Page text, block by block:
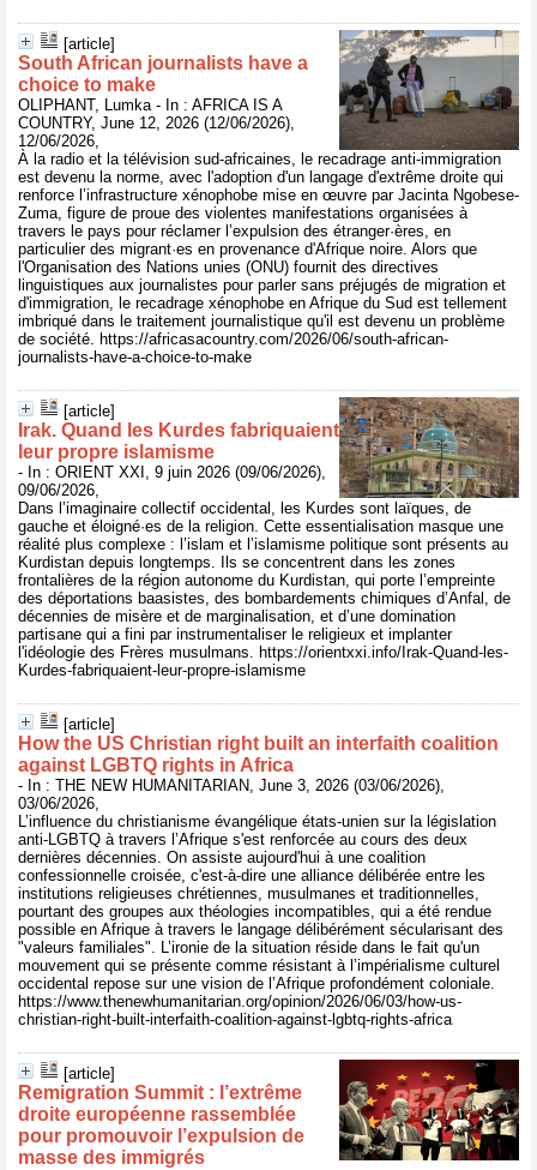
[article]
South African journalists have a
choice to make
OLIPHANT, Lumka - In : AFRICA IS A
COUNTRY, June 12, 2026 (12/06/2026),
12/06/2026,
À la radio et la télévision sud-africaines, le recadrage anti-immigration
est devenu la norme, avec l'adoption d'un langage d'extrême droite qui
renforce l’infrastructure xénophobe mise en œuvre par Jacinta Ngobese-
Zuma, figure de proue des violentes manifestations organisées à
travers le pays pour réclamer l’expulsion des étranger·ères, en
particulier des migrant·es en provenance d'Afrique noire. Alors que
l'Organisation des Nations unies (ONU) fournit des directives
linguistiques aux journalistes pour parler sans préjugés de migration et
d'immigration, le recadrage xénophobe en Afrique du Sud est tellement
imbriqué dans le traitement journalistique qu'il est devenu un problème
de société. https://africasacountry.com/2026/06/south-african-
journalists-have-a-choice-to-make
[article]
Irak. Quand les Kurdes fabriquaient
leur propre islamisme
- In : ORIENT XXI, 9 juin 2026 (09/06/2026),
09/06/2026,
Dans l’imaginaire collectif occidental, les Kurdes sont laïques, de
gauche et éloigné·es de la religion. Cette essentialisation masque une
réalité plus complexe : l’islam et l’islamisme politique sont présents au
Kurdistan depuis longtemps. Ils se concentrent dans les zones
frontalières de la région autonome du Kurdistan, qui porte l’empreinte
des déportations baasistes, des bombardements chimiques d’Anfal, de
décennies de misère et de marginalisation, et d’une domination
partisane qui a fini par instrumentaliser le religieux et implanter
l'idéologie des Frères musulmans. https://orientxxi.info/Irak-Quand-les-
Kurdes-fabriquaient-leur-propre-islamisme
[article]
How the US Christian right built an interfaith coalition
against LGBTQ rights in Africa
- In : THE NEW HUMANITARIAN, June 3, 2026 (03/06/2026),
03/06/2026,
L’influence du christianisme évangélique états-unien sur la législation
anti-LGBTQ à travers l’Afrique s'est renforcée au cours des deux
dernières décennies. On assiste aujourd'hui à une coalition
confessionnelle croisée, c'est-à-dire une alliance délibérée entre les
institutions religieuses chrétiennes, musulmanes et traditionnelles,
pourtant des groupes aux théologies incompatibles, qui a été rendue
possible en Afrique à travers le langage délibérément sécularisant des
"valeurs familiales". L’ironie de la situation réside dans le fait qu'un
mouvement qui se présente comme résistant à l’impérialisme culturel
occidental repose sur une vision de l’Afrique profondément coloniale.
https://www.thenewhumanitarian.org/opinion/2026/06/03/how-us-
christian-right-built-interfaith-coalition-against-lgbtq-rights-africa
[article]
Remigration Summit : l’extrême
droite européenne rassemblée
pour promouvoir l’expulsion de
masse des immigrés